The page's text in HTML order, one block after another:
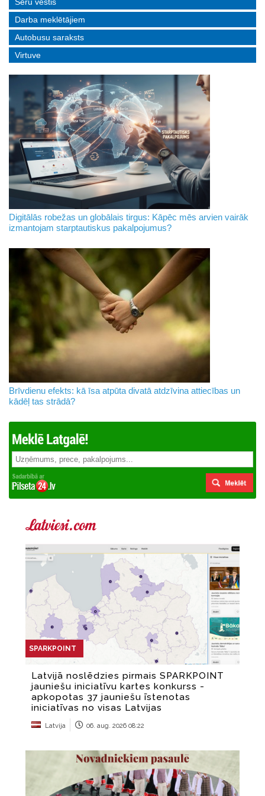
Darba meklētājiem
Autobusu saraksts
Virtuve
Digitālās robežas un globālais tirgus: Kāpēc mēs arvien vairāk
izmantojam starptautiskus pakalpojumus?
Brīvdienu efekts: kā īsa atpūta divatā atdzīvina attiecības un
kādēļ tas strādā?